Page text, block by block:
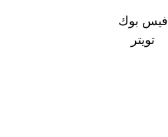
فيس بوك
تويتر